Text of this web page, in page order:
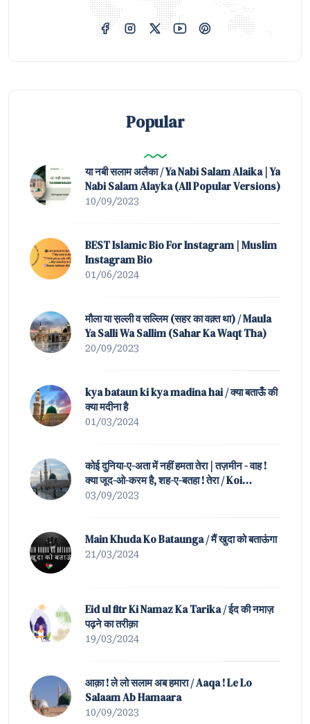
Popular
या नबी सलाम अलैका / Ya Nabi Salam Alaika | Ya
Nabi Salam Alayka (All Popular Versions)
10/09/2023
BEST Islamic Bio For Instagram | Muslim
Instagram Bio
01/06/2024
मौला या स़ल्ली व सल्लिम (सहर का वक़्त था) / Maula
Ya Salli Wa Sallim (Sahar Ka Waqt Tha)
20/09/2023
kya bataun ki kya madina hai / क्या बताऊँ की
क्या मदीना है
01/03/2024
कोई दुनिया-ए-अता में नहीं हमता तेरा | तज़मीन - वाह !
क्या जूद-ओ-करम है, शह-ए-बतहा ! तेरा / Koi
Duniya-e-Ata Mein Nahin Hamta Tera |
03/09/2023
Main Khuda Ko Bataunga / मैं खुदा को बताऊंगा
21/03/2024
Eid ul fitr Ki Namaz Ka Tarika / ईद की नमाज़
पढ़ने का तरीक़ा
19/03/2024
आक़ा ! ले लो सलाम अब हमारा / Aaqa ! Le Lo
Salaam Ab Hamaara
10/09/2023